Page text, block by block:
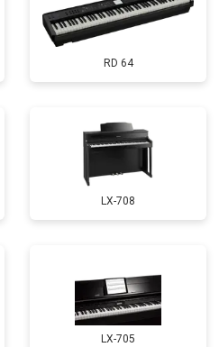
RD 64
LX-708
LX-705